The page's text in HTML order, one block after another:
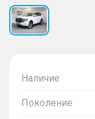
Наличие
Поколение